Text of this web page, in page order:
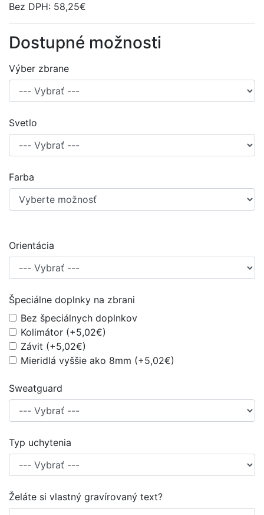
Bez DPH: 58,25€
Dostupné možnosti
Výber zbrane
Svetlo
Farba
Orientácia
Špeciálne doplnky na zbrani
Bez špeciálnych doplnkov
Kolimátor (+5,02€)
Závit (+5,02€)
Mieridlá vyššie ako 8mm (+5,02€)
Sweatguard
Typ uchytenia
Želáte si vlastný gravírovaný text?